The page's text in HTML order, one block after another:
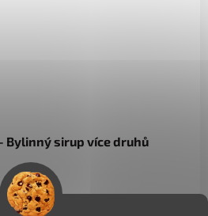
Bylinný sirup více druhů